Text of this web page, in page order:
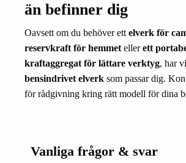
än befinner dig
Oavsett om du behöver ettelverk för
reservkraft för hemmetellerett
kraftaggregat för lättare verktyg, har
bensindrivet elverk som passar dig.
för rådgivning kring rätt modell för dina
Vanliga frågor & svar